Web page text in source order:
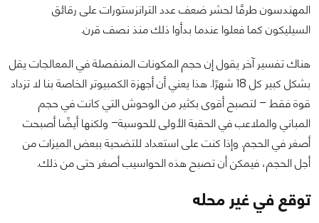
المهندسون طرقًا لحشر ضعف عدد الترانزستورات على رقائق
السيليكون كما فعلوا عندما بدأوا ذلك منذ نصف قرن.
هناك تفسير آخر يقول إن حجم المكونات المنفصلة في المعالجات يقل
بشكل كبير كل 18 شهرًا. هذا يعني أن أجهزة الكمبيوتر الخاصة بنا لا تزداد
قوة فقط – لتصبح أقوى بكثير من الوحوش التي كانت في حجم
المباني والملاعب في الحقبة الأولى للحوسبة– ولكنها أيضًا أصبحت
أصغر في الحجم. وإذا كنت على استعداد للتضحية ببعض الميزات من
أجل الحجم، فيمكن أن تصبح هذه الحواسيب أصغر حتى من ذلك.
توقع في غير محله